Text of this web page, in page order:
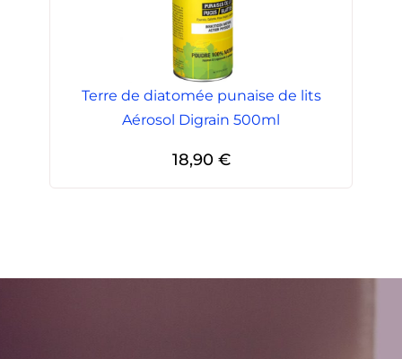
Terre de diatomée punaise de lits
Aérosol Digrain 500ml
18,90 €